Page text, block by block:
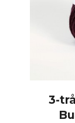
3-